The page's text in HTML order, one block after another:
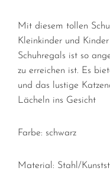
Mit diesem tollen
Kleinkinder und
Schuhregals ist so
zu erreichen ist. Es
und das lustige
Lächeln ins Gesicht
Farbe: schwarz
Material: Stahl/